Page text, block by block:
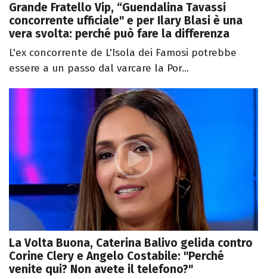
Grande Fratello Vip, “Guendalina Tavassi
concorrente ufficiale" e per Ilary Blasi è una
vera svolta: perché può fare la differenza
L'ex concorrente de L'Isola dei Famosi potrebbe
essere a un passo dal varcare la Por...
La Volta Buona, Caterina Balivo gelida contro
Corine Clery e Angelo Costabile: "Perché
venite qui? Non avete il telefono?"